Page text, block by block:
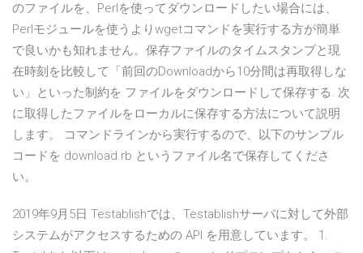
のファイルを、Perlを使ってダウンロードしたい場合には、
Perlモジュールを使うよりwgetコマンドを実行する方が簡単
で良いかも知れません。保存ファイルのタイムスタンプと現
在時刻を比較して「前回のDownloadから10分間は再取得しな
い」といった制約を ファイルをダウンロードして保存する. 次
に取得したファイルをローカルに保存する方法について説明
します。 コマンドラインから実行するので、以下のサンプル
コードを download.rb というファイル名で保存してくださ
い。
2019年9月5日 Testablishでは、Testablishサーバに対して外部
システムがアクセスするための API を⽤意しています。 1.